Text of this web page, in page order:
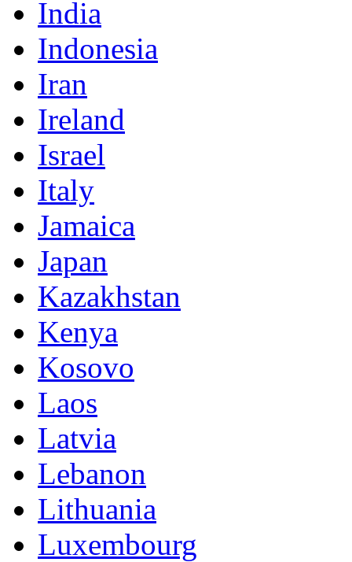
India
Indonesia
Iran
Ireland
Israel
Italy
Jamaica
Japan
Kazakhstan
Kenya
Kosovo
Laos
Latvia
Lebanon
Lithuania
Luxembourg